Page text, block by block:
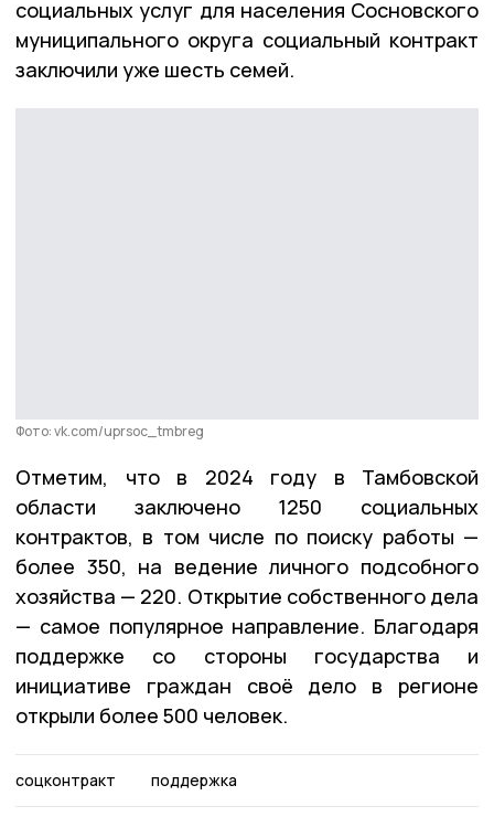
социальных услуг для населения Сосновского
муниципального округа социальный контракт
заключили уже шесть семей.
Фото: vk.com/uprsoc_tmbreg
Отметим, что в 2024 году в Тамбовской
области заключено 1250 социальных
контрактов, в том числе по поиску работы —
более 350, на ведение личного подсобного
хозяйства — 220. Открытие собственного дела
— самое популярное направление. Благодаря
поддержке со стороны государства и
инициативе граждан своё дело в регионе
открыли более 500 человек.
соцконтракт поддержка